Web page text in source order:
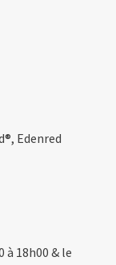
Edenred
à 18h00 & le